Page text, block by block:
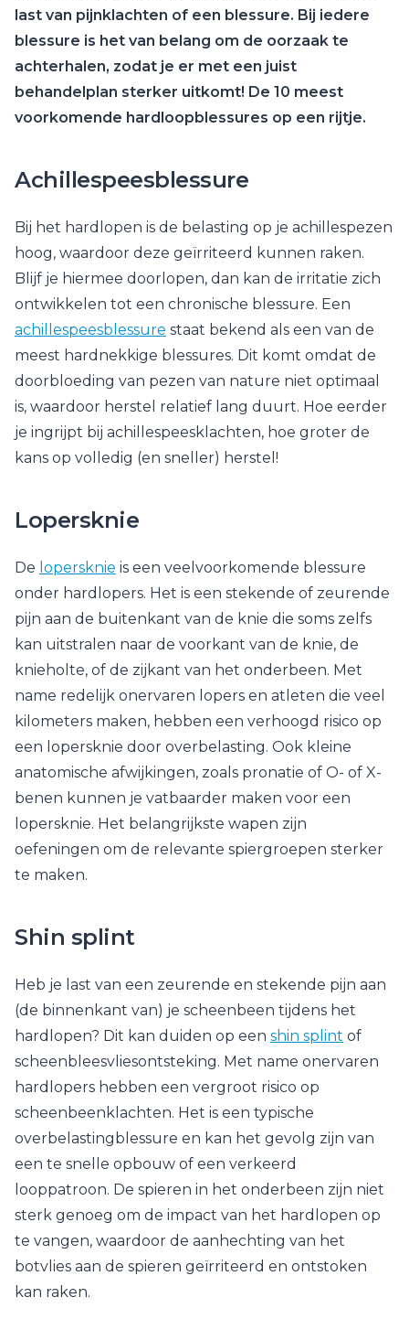
last van pijnklachten of een blessure. Bij iedere
blessure is het van belang om de oorzaak te
achterhalen, zodat je er met een juist
behandelplan sterker uitkomt! De 10 meest
voorkomende hardloopblessures op een rijtje.
Achillespeesblessure
Bij het hardlopen is de belasting op je achillespezen
hoog, waardoor deze geïrriteerd kunnen raken.
Blijf je hiermee doorlopen, dan kan de irritatie zich
ontwikkelen tot een chronische blessure. Een
achillespeesblessure staat bekend als een van de
meest hardnekkige blessures. Dit komt omdat de
doorbloeding van pezen van nature niet optimaal
is, waardoor herstel relatief lang duurt. Hoe eerder
je ingrijpt bij achillespeesklachten, hoe groter de
kans op volledig (en sneller) herstel!
Lopersknie
De lopersknie is een veelvoorkomende blessure
onder hardlopers. Het is een stekende of zeurende
pijn aan de buitenkant van de knie die soms zelfs
kan uitstralen naar de voorkant van de knie, de
knieholte, of de zijkant van het onderbeen. Met
name redelijk onervaren lopers en atleten die veel
kilometers maken, hebben een verhoogd risico op
een lopersknie door overbelasting. Ook kleine
anatomische afwijkingen, zoals pronatie of O- of X-
benen kunnen je vatbaarder maken voor een
lopersknie. Het belangrijkste wapen zijn
oefeningen om de relevante spiergroepen sterker
te maken.
Shin splint
Heb je last van een zeurende en stekende pijn aan
(de binnenkant van) je scheenbeen tijdens het
hardlopen? Dit kan duiden op een shin splint of
scheenbleesvliesontsteking. Met name onervaren
hardlopers hebben een vergroot risico op
scheenbeenklachten. Het is een typische
overbelastingblessure en kan het gevolg zijn van
een te snelle opbouw of een verkeerd
looppatroon. De spieren in het onderbeen zijn niet
sterk genoeg om de impact van het hardlopen op
te vangen, waardoor de aanhechting van het
botvlies aan de spieren geïrriteerd en ontstoken
kan raken.